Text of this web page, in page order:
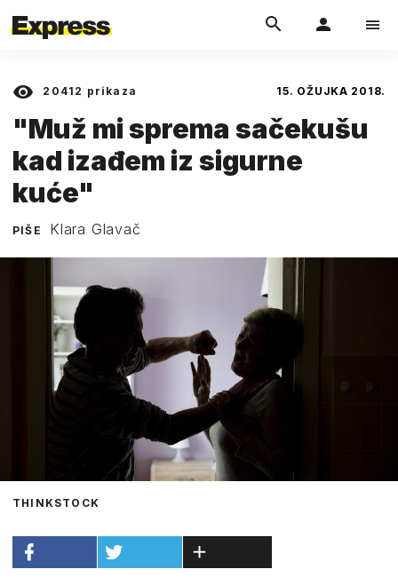
20412 prikaza 15. OŽUJKA 2018.
"Muž mi sprema sačekušu
kad izađem iz sigurne
kuće"
PIŠE Klara Glavač
THINKSTOCK